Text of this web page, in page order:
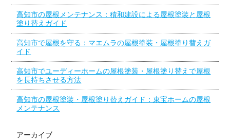
高知市の屋根メンテナンス：積和建設による屋根塗装と屋根
塗り替えガイド
高知市で屋根を守る：マエムラの屋根塗装・屋根塗り替えガ
イド
高知市でユーディーホームの屋根塗装・屋根塗り替えで屋根
を長持ちさせる方法
高知市の屋根塗装・屋根塗り替えガイド：東宝ホームの屋根
メンテナンス
アーカイブ